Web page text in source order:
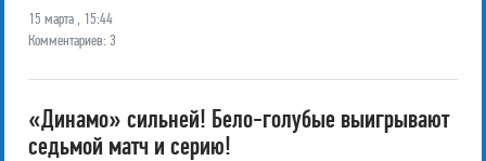
15 марта , 15:44
Комментариев: 3
«Динамо» сильней! Бело-голубые выигрывают
седьмой матч и серию!